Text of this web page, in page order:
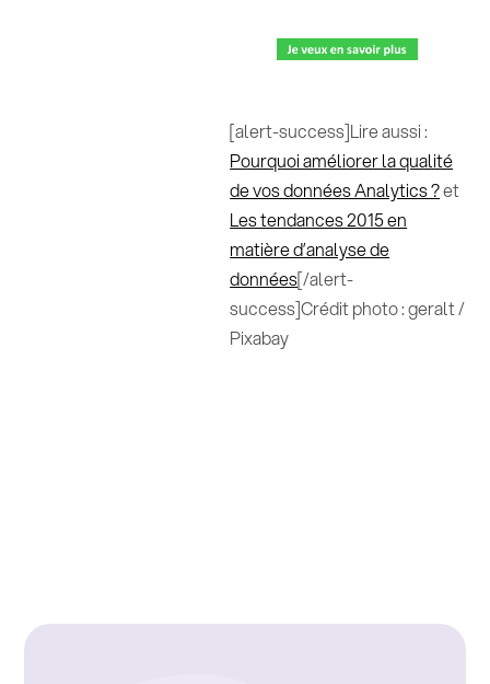
[alert-success]Lire aussi :
Pourquoi améliorer la qualité
de vos données Analytics ?et
Les tendances 2015 en
matière d’analyse de
données[/alert-
success]Crédit photo : geralt /
Pixabay